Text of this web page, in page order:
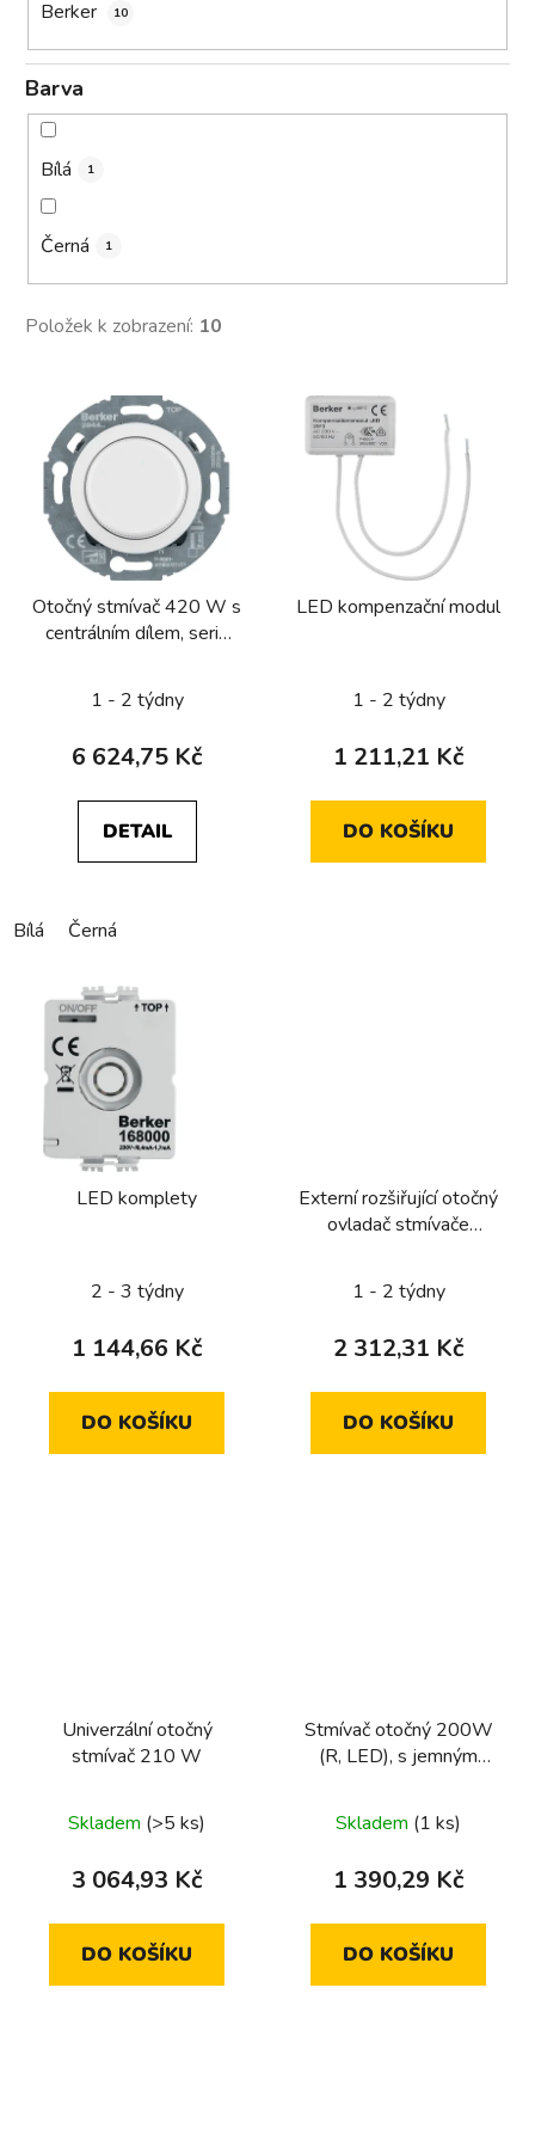
Berker 10
Barva
Bílá 1
Černá 1
Položek k zobrazení: 10
Otočný stmívač 420 W s
centrálním dílem, serie
1 - 2 týdny
6 624,75 Kč
DETAIL
Bílá Černá
LED kompenzační modul
1 - 2 týdny
1 211,21 Kč
DO KOŠÍKU
LED komplety
2 - 3 týdny
1 144,66 Kč
DO KOŠÍKU
Externí rozšiřující otočný
ovladač stmívače
1 - 2 týdny
2 312,31 Kč
DO KOŠÍKU
Univerzální otočný
stmívač 210 W
Skladem (>5 ks)
3 064,93 Kč
DO KOŠÍKU
Stmívač otočný 200W
(R, LED), s jemným
Skladem (1 ks)
1 390,29 Kč
DO KOŠÍKU